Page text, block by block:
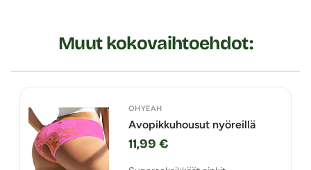
Muut kokovaihtoehdot:
OHYEAH
Avopikkuhousut nyöreillä
11,99 €